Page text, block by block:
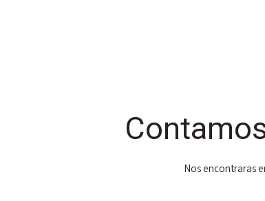
Nos encontraras